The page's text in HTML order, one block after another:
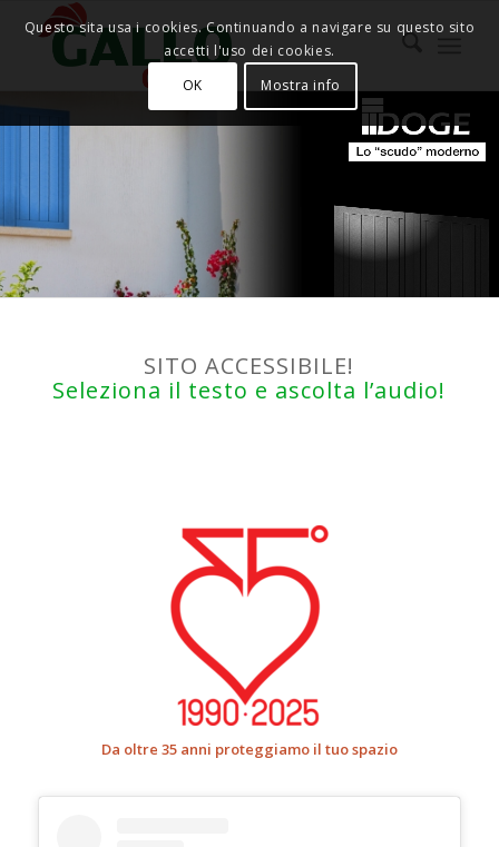
SITO ACCESSIBILE!
Seleziona il testo e ascolta l’audio!
Da oltre 35 anni proteggiamo il tuo spazio
Questo sita usa i cookies. Continuando a navigare su questo sito
accetti l'uso dei cookies.
OK
Mostra info